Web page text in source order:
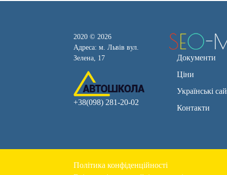
2020 © 2026
Адреса: м. Львів вул.
Зелена, 17
+38(098) 281-20-02
Документи
Ціни
Українські
Контакти
Політика конфіденційності